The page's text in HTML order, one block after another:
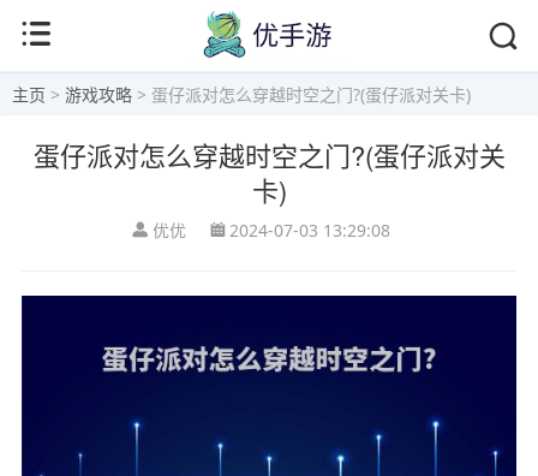
主页 > 游戏攻略 > 蛋仔派对怎么穿越时空之门?(蛋仔派对关卡)
蛋仔派对怎么穿越时空之门?(蛋仔派对关
卡)
优优 2024-07-03 13:29:08